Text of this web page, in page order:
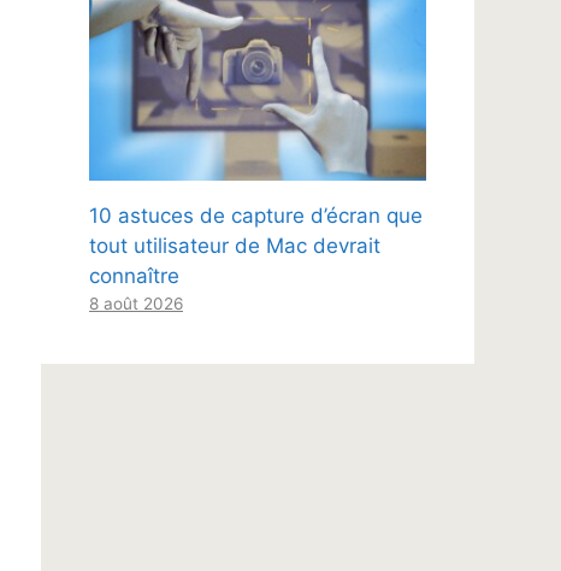
10 astuces de capture d’écran que
tout utilisateur de Mac devrait
connaître
8 août 2026